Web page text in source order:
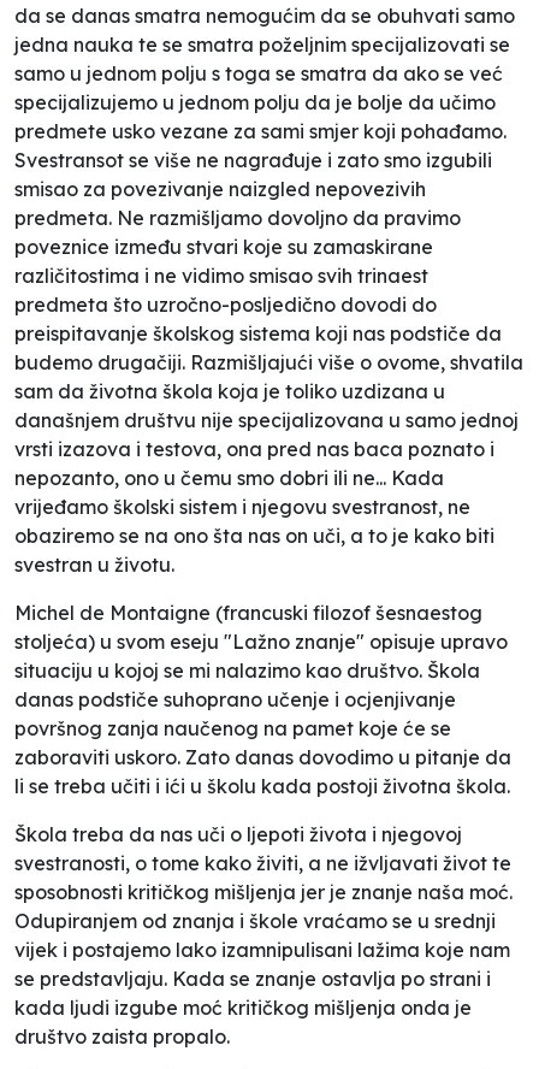
da se danas smatra nemogućim da se obuhvati samo
jedna nauka te se smatra poželjnim specijalizovati se
samo u jednom polju s toga se smatra da ako se već
specijalizujemo u jednom polju da je bolje da učimo
predmete usko vezane za sami smjer koji pohađamo.
Svestransot se više ne nagrađuje i zato smo izgubili
smisao za povezivanje naizgled nepovezivih
predmeta. Ne razmišljamo dovoljno da pravimo
poveznice između stvari koje su zamaskirane
različitostima i ne vidimo smisao svih trinaest
predmeta što uzročno-posljedično dovodi do
preispitavanje školskog sistema koji nas podstiče da
budemo drugačiji. Razmišljajući više o ovome, shvatila
sam da životna škola koja je toliko uzdizana u
današnjem društvu nije specijalizovana u samo jednoj
vrsti izazova i testova, ona pred nas baca poznato i
nepozanto, ono u čemu smo dobri ili ne... Kada
vrijeđamo školski sistem i njegovu svestranost, ne
obaziremo se na ono šta nas on uči, a to je kako biti
svestran u životu.
Michel de Montaigne (francuski filozof šesnaestog
stoljeća) u svom eseju "Lažno znanje" opisuje upravo
situaciju u kojoj se mi nalazimo kao društvo. Škola
danas podstiče suhoprano učenje i ocjenjivanje
površnog zanja naučenog na pamet koje će se
zaboraviti uskoro. Zato danas dovodimo u pitanje da
li se treba učiti i ići u školu kada postoji životna škola.
Škola treba da nas uči o ljepoti života i njegovoj
svestranosti, o tome kako živiti, a ne ižvljavati život te
sposobnosti kritičkog mišljenja jer je znanje naša moć.
Odupiranjem od znanja i škole vraćamo se u srednji
vijek i postajemo lako izamnipulisani lažima koje nam
se predstavljaju. Kada se znanje ostavlja po strani i
kada ljudi izgube moć kritičkog mišljenja onda je
društvo zaista propalo.